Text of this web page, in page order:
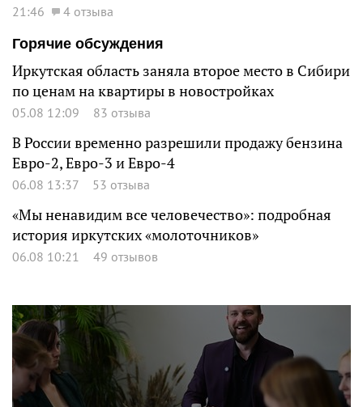
21:46
4 отзыва
Горячие обсуждения
Иркутская область заняла второе место в Сибири
по ценам на квартиры в новостройках
05.08 12:09 83 отзыва
В России временно разрешили продажу бензина
Евро-2, Евро-3 и Евро-4
06.08 13:37 53 отзыва
«Мы ненавидим все человечество»: подробная
история иркутских «молоточников»
06.08 10:21 49 отзывов